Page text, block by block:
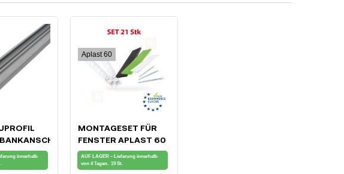
60
innerhalb
Aplast 60
MONTAGESET FÜR
FENSTER APLAST 60
AUF LAGER – Lieferung innerhalb
von 4 Tagen. 19 St.